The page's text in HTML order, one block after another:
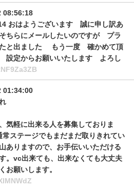
08:56:18
おはようございます 誠に申し訳あ
ちらにメールしたいのですが プラ
たと出ました もう一度 確かめて頂
設定からお願いいたします よろし
01:34:00
気軽に出来る人を募集しておりま
ステージでもまだまだ取りきれてい
ありますので、お手伝いいただける
。vc出来ても、出来なくても大丈夫
お願いします。